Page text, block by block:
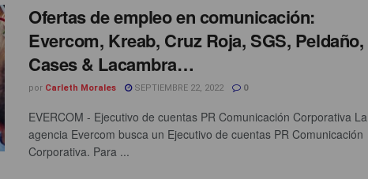
Ofertas de empleo en comunicación:
Evercom, Kreab, Cruz Roja, SGS, Peldaño,
Cases & Lacambra…
por Carleth Morales SEPTIEMBRE 22, 2022 0
EVERCOM - Ejecutivo de cuentas PR Comunicación Corporativa La
agencia Evercom busca un Ejecutivo de cuentas PR Comunicación
Corporativa. Para ...